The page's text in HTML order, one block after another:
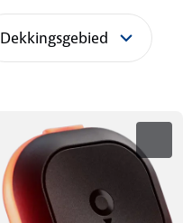
Dekkingsgebied